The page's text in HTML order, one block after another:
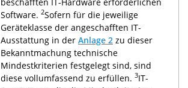
Software. 2Sofern für die jeweilige
Geräteklasse der angeschafften IT-
Ausstattung in der Anlage 2 zu dieser
Bekanntmachung technische
Mindestkriterien festgelegt sind, sind
diese vollumfassend zu erfüllen. 3IT-